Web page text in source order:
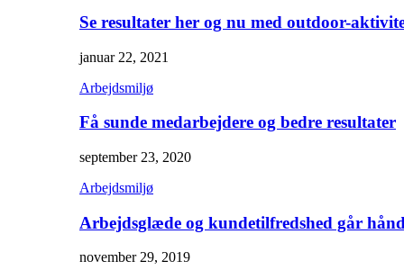
Se resultater her og nu med outdoor-
januar 22, 2021
Arbejdsmiljø
Få sunde medarbejdere og bedre resultater
september 23, 2020
Arbejdsmiljø
Arbejdsglæde og kundetilfredshed går
november 29, 2019